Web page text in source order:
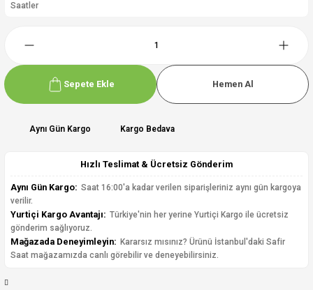
Saatler
Sepete Ekle Hemen Al
Aynı Gün Kargo Kargo Bedava
Hızlı Teslimat & Ücretsiz Gönderim
Aynı Gün Kargo: Saat 16:00'a kadar verilen siparişleriniz aynı gün kargoya
verilir.
Yurtiçi Kargo Avantajı: Türkiye'nin her yerine Yurtiçi Kargo ile ücretsiz
gönderim sağlıyoruz.
Mağazada Deneyimleyin: Kararsız mısınız? Ürünü İstanbul'daki Safir
Saat mağazamızda canlı görebilir ve deneyebilirsiniz.